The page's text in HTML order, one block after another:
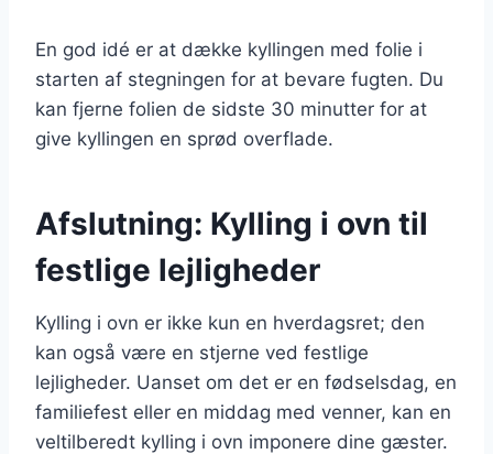
En god idé er at dække kyllingen med folie i
starten af stegningen for at bevare fugten. Du
kan fjerne folien de sidste 30 minutter for at
give kyllingen en sprød overflade.
Afslutning: Kylling i ovn til
festlige lejligheder
Kylling i ovn er ikke kun en hverdagsret; den
kan også være en stjerne ved festlige
lejligheder. Uanset om det er en fødselsdag, en
familiefest eller en middag med venner, kan en
veltilberedt kylling i ovn imponere dine gæster.